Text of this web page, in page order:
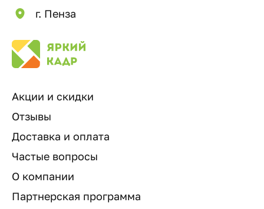
г. Пенза
Акции и скидки
Отзывы
Доставка и оплата
Частые вопросы
О компании
Партнерская программа